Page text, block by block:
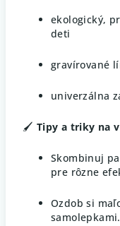
ekologický,
deti
gravírované
univerzálna
🖌️ Tipy a triky na
Skombinuj
pre rôzne
Ozdob si
samolepkami.